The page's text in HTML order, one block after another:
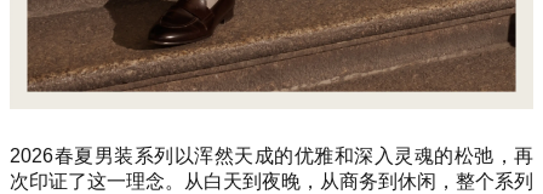
2026春夏男装系列以浑然天成的优雅和深入灵魂的松弛，再
次印证了这一理念。从白天到夜晚，从商务到休闲，整个系列